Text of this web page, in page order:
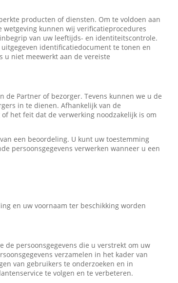
producten of diensten. Om te voldoen aan
kunnen wij verificatieprocedures
van uw leeftijds- en identiteitscontrole.
identificatiedocument te tonen en
u niet meewerkt aan de vereiste
Partner of bezorger. Tevens kunnen we u de
in te dienen. Afhankelijk van de
het feit dat de verwerking noodzakelijk is om
een beoordeling. U kunt uw toestemming
persoonsgegevens verwerken wanneer u een
en uw voornaam ter beschikking worden
de persoonsgegevens die u verstrekt om uw
verzamelen in het kader van
van gebruikers te onderzoeken en in
te volgen en te verbeteren.